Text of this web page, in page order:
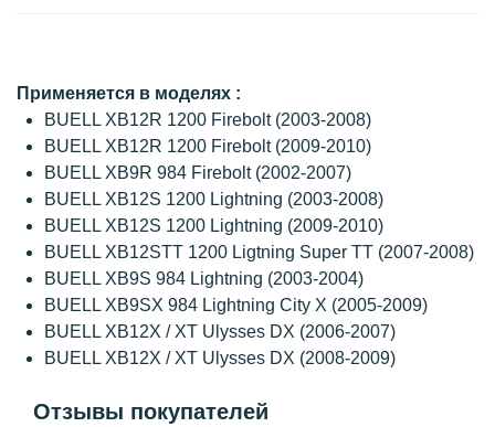
Применяется в моделях :
BUELL XB12R 1200 Firebolt (2003-2008)
BUELL XB12R 1200 Firebolt (2009-2010)
BUELL XB9R 984 Firebolt (2002-2007)
BUELL XB12S 1200 Lightning (2003-2008)
BUELL XB12S 1200 Lightning (2009-2010)
BUELL XB12STT 1200 Ligtning Super TT (2007-2008)
BUELL XB9S 984 Lightning (2003-2004)
BUELL XB9SX 984 Lightning City X (2005-2009)
BUELL XB12X / XT Ulysses DX (2006-2007)
BUELL XB12X / XT Ulysses DX (2008-2009)
Отзывы покупателей